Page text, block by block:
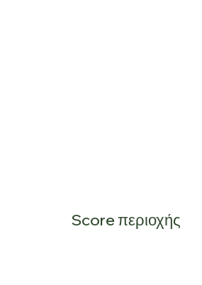
Score περιοχής